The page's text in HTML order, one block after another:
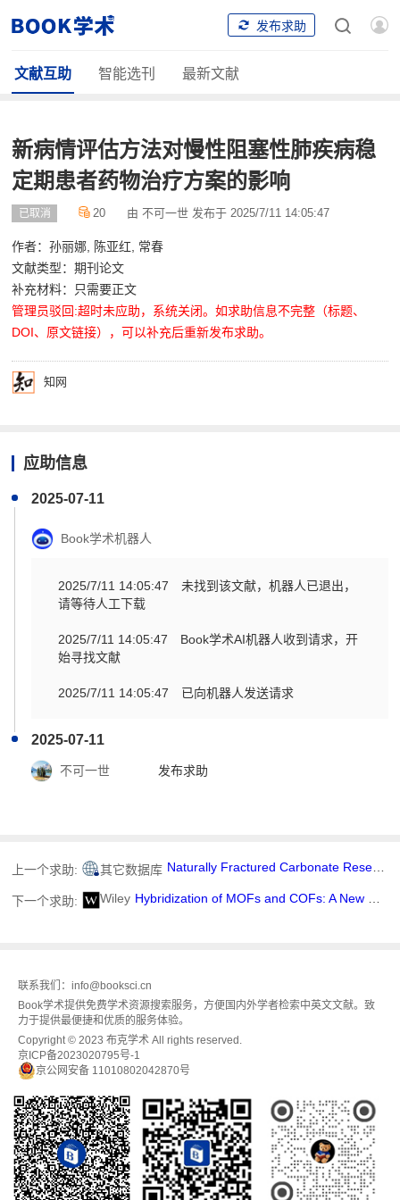
发布求助
文献互助 智能选刊 最新文献
新病情评估方法对慢性阻塞性肺疾病稳
定期患者药物治疗方案的影响
已取消 20 由 不可一世 发布于 2025/7/11 14:05:47
作者：孙丽娜, 陈亚红, 常春
文献类型：期刊论文
补充材料：只需要正文
管理员驳回:超时未应助，系统关闭。如求助信息不完整（标题、
DOI、原文链接），可以补充后重新发布求助。
知网
应助信息
2025-07-11
Book学术机器人
2025/7/11 14:05:47
未找到该文献，机器人已退出，
请等待人工下载
2025/7/11 14:05:47
Book学术AI机器人收到请求，开
始寻找文献
2025/7/11 14:05:47 已向机器人发送请求
2025-07-11
不可一世 发布求助
上一个求助: 其它数据库 Naturally Fractured Carbonate Reservoir Characterization: A Case Study of a Mature High-Pour Point Oil Field in Hungary
下一个求助: Wiley Hybridization of MOFs and COFs: A New Strategy for Construction of MOF@COF Core–Shell Hybrid Materials
联系我们：info@booksci.cn
Book学术提供免费学术资源搜索服务，方便国内外学者检索中英文文献。致
力于提供最便捷和优质的服务体验。
Copyright © 2023 布克学术 All rights reserved.
京ICP备2023020795号-1
京公网安备 11010802042870号